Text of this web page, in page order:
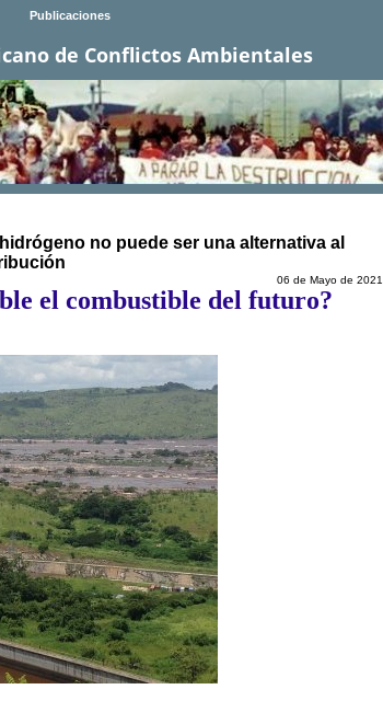
Publicaciones
de Conflictos Ambientales
no puede ser una alternativa al
06 de Mayo de 2021
el combustible del futuro?